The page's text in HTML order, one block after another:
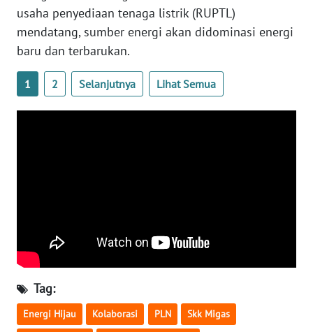
usaha penyediaan tenaga listrik (RUPTL)
mendatang, sumber energi akan didominasi energi
baru dan terbarukan.
1 2 Selanjutnya Lihat Semua
Tag:
Energi Hijau Kolaborasi PLN Skk Migas
WN
KALTARA
KALSEL
WN
GORONTALO
WN
SULUT